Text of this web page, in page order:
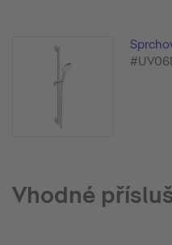
Vhodné